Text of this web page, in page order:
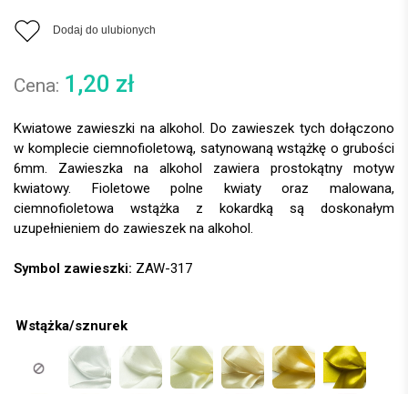
Dodaj do ulubionych
1,20 zł
Kwiatowe zawieszki na alkohol. Do zawieszek tych dołączono
w komplecie ciemnofioletową, satynowaną wstążkę o grubości
6mm. Zawieszka na alkohol zawiera prostokątny motyw
kwiatowy. Fioletowe polne kwiaty oraz malowana,
ciemnofioletowa wstążka z kokardką są doskonałym
uzupełnieniem do zawieszek na alkohol.
Symbol zawieszki: ZAW-317
Wstążka/sznurek